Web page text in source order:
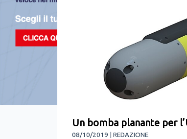
Un bomba planante per
08/10/2019 | REDAZIONE